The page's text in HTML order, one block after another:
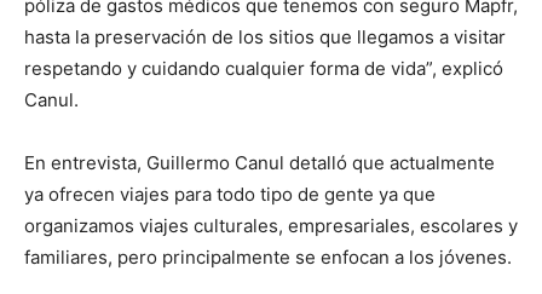
póliza de gastos médicos que tenemos con seguro Mapfr,
hasta la preservación de los sitios que llegamos a visitar
respetando y cuidando cualquier forma de vida”, explicó
Canul.
En entrevista, Guillermo Canul detalló que actualmente
ya ofrecen viajes para todo tipo de gente ya que
organizamos viajes culturales, empresariales, escolares y
familiares, pero principalmente se enfocan a los jóvenes.